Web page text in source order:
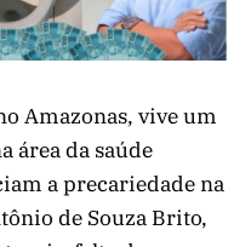
Amazonas, vive um
área da saúde
a precariedade na
de Souza Brito,